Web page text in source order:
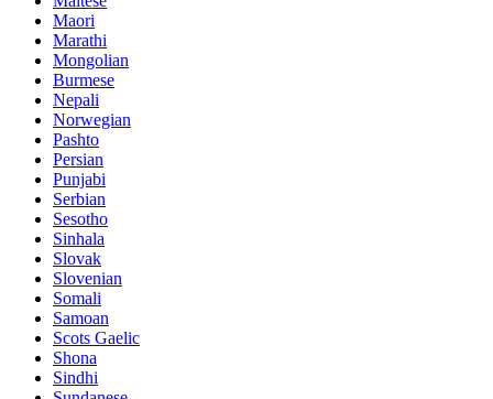
Maori
Marathi
Mongolian
Burmese
Nepali
Norwegian
Pashto
Persian
Punjabi
Serbian
Sesotho
Sinhala
Slovak
Slovenian
Somali
Samoan
Scots Gaelic
Shona
Sindhi